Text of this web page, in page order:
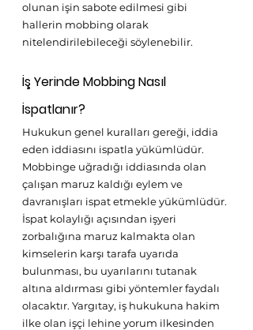
olunan işin sabote edilmesi gibi
hallerin mobbing olarak
nitelendirilebileceği söylenebilir.
İş Yerinde Mobbing Nasıl
İspatlanır?
Hukukun genel kuralları gereği, iddia
eden iddiasını ispatla yükümlüdür.
Mobbinge uğradığı iddiasında olan
çalışan maruz kaldığı eylem ve
davranışları ispat etmekle yükümlüdür.
İspat kolaylığı açısından işyeri
zorbalığına maruz kalmakta olan
kimselerin karşı tarafa uyarıda
bulunması, bu uyarılarını tutanak
altına aldırması gibi yöntemler faydalı
olacaktır. Yargıtay, iş hukukuna hakim
ilke olan işçi lehine yorum ilkesinden